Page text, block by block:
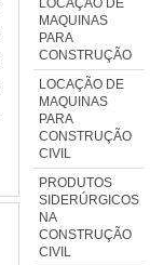
MAQUINAS
PARA
CONSTRUÇÃO
LOCAÇÃO DE
MAQUINAS
PARA
CONSTRUÇÃO
CIVIL
PRODUTOS
SIDERÚRGICOS
NA
CONSTRUÇÃO
CIVIL